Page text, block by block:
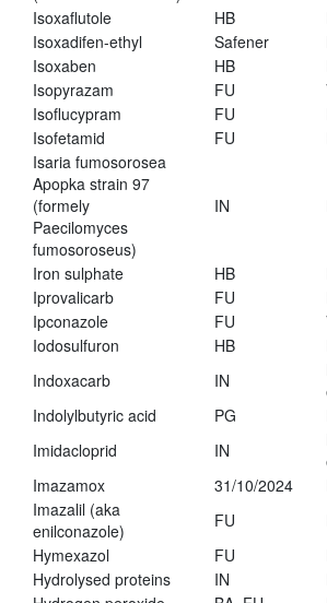
Isoxaflutole
HB
Isoxadifen-ethyl
Safener
Isoxaben
HB
Isopyrazam
FU
Isoflucypram
FU
Isofetamid
FU
Isaria fumosorosea
Apopka strain 97
(formely
Paecilomyces
fumosoroseus)
IN
Iron sulphate HB
Iprovalicarb
FU
Ipconazole
FU
Iodosulfuron
HB
Indoxacarb
IN
Indolylbutyric acid
PG
Imidacloprid
IN
Imazamox
31/10/2024
Imazalil (aka
enilconazole)
FU
Hymexazol
FU
Hydrolysed proteins
IN